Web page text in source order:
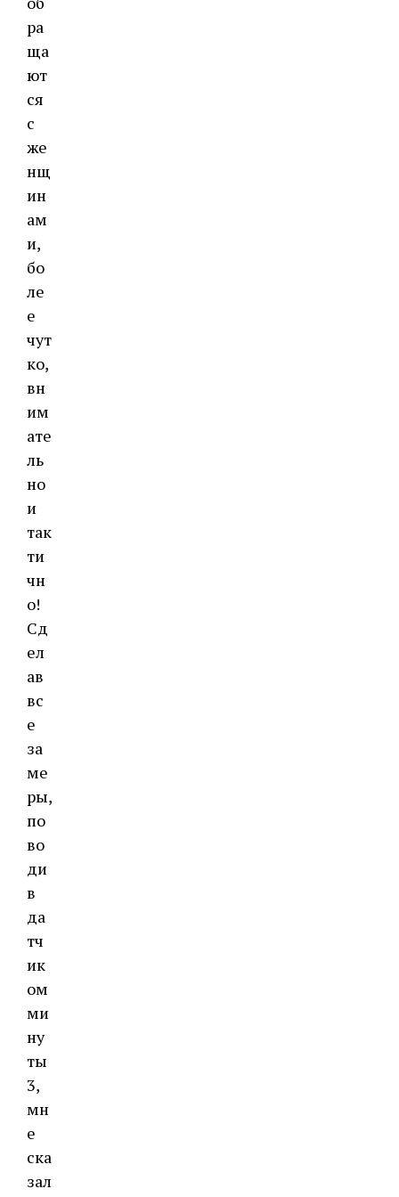
ра
ща
ют
ся
с
же
нщ
ин
ам
и,
бо
ле
е
чут
ко,
вн
им
ате
ль
но
и
так
ти
чн
о!
Сд
ел
ав
вс
е
за
ме
ры,
по
во
ди
в
да
тч
ик
ом
ми
ну
ты
3,
мн
е
ска
зал